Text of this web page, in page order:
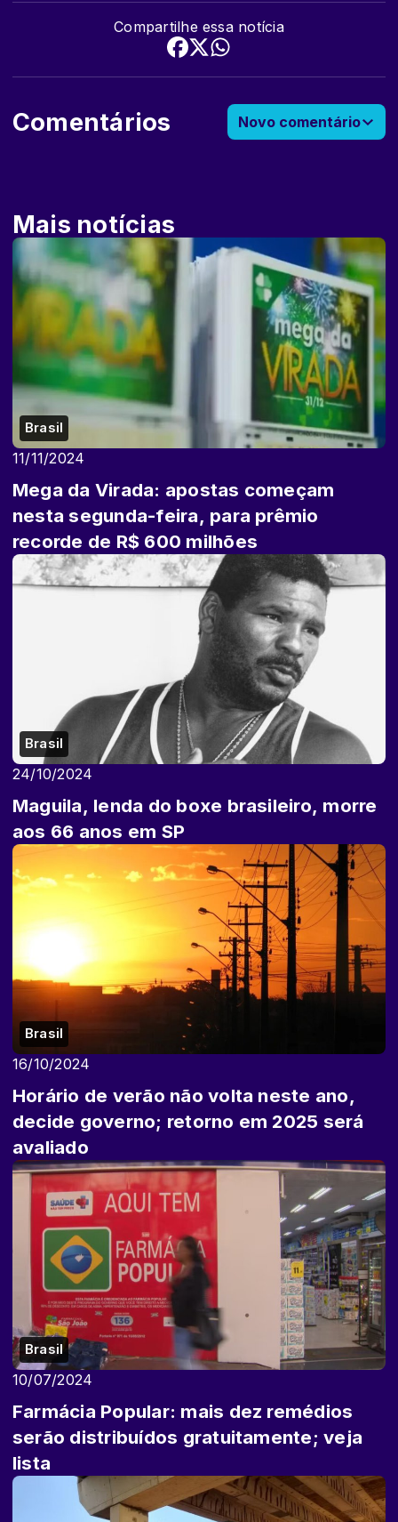
Compartilhe essa notícia
Comentários Novo comentário
Mais notícias
Brasil
11/11/2024
Mega da Virada: apostas começam
nesta segunda-feira, para prêmio
recorde de R$ 600 milhões
Brasil
24/10/2024
Maguila, lenda do boxe brasileiro, morre
aos 66 anos em SP
Brasil
16/10/2024
Horário de verão não volta neste ano,
decide governo; retorno em 2025 será
avaliado
Brasil
10/07/2024
Farmácia Popular: mais dez remédios
serão distribuídos gratuitamente; veja
lista